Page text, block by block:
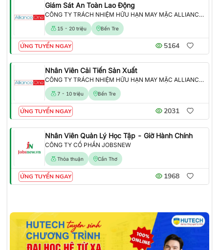
Giám Sát An Toàn Lao Động
CÔNG TY TRÁCH NHIỆM HỮU HẠN MAY MẶC ALLIANCE ONE
15 - 20 triệu Bến Tre
ỨNG TUYỂN NGAY 5164
Nhân Viên Cải Tiến Sản Xuất
CÔNG TY TRÁCH NHIỆM HỮU HẠN MAY MẶC ALLIANCE ONE
7 - 10 triệu Bến Tre
ỨNG TUYỂN NGAY 2031
Nhân Viên Quản Lý Học Tập - Giờ Hành Chính
CÔNG TY CỔ PHẦN JOBSNEW
Thỏa thuận Cần Thơ
ỨNG TUYỂN NGAY 1968